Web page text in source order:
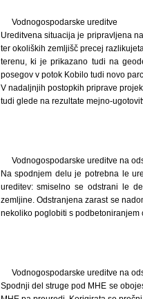
Vodnogospodarske ureditve
Ureditvena situacija je pripravljena
ter okoliških zemljišč precej
terenu, ki je prikazano tudi na
posegov v potok Kobilo tudi novo
V nadaljnjih postopkih priprave
tudi glede na rezultate mejno-
Vodnogospodarske ureditve na
Na spodnjem delu je potrebna le
ureditev: smiselno se odstrani le
zemljine. Odstranjena zarast se
nekoliko poglobiti s podbetoniranjem
Vodnogospodarske ureditve na
Spodnji del struge pod MHE se